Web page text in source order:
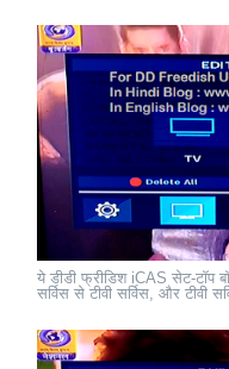
ये डीडी फ्रीडिश iCAS सेट-टॉप
सर्विस से टीवी सर्विस, और टीवी